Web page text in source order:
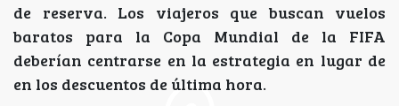
de reserva. Los viajeros que buscan vuelos
baratos para la Copa Mundial de la FIFA
deberían centrarse en la estrategia en lugar de
en los descuentos de última hora.